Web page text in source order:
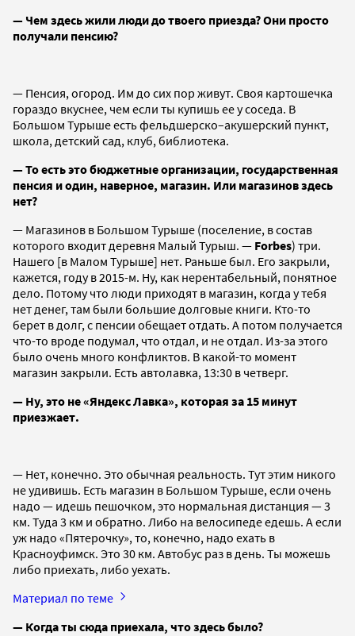
— Чем здесь жили люди до твоего приезда? Они просто
получали пенсию?
— Пенсия, огород. Им до сих пор живут. Своя картошечка
гораздо вкуснее, чем если ты купишь ее у соседа. В
Большом Турыше есть фельдшерско–акушерский пункт,
школа, детский сад, клуб, библиотека.
— То есть это бюджетные организации, государственная
пенсия и один, наверное, магазин. Или магазинов здесь
нет?
— Магазинов в Большом Турыше (поселение, в состав
которого входит деревня Малый Турыш. — Forbes) три.
Нашего [в Малом Турыше] нет. Раньше был. Его закрыли,
кажется, году в 2015-м. Ну, как нерентабельный, понятное
дело. Потому что люди приходят в магазин, когда у тебя
нет денег, там были большие долговые книги. Кто-то
берет в долг, с пенсии обещает отдать. А потом получается
что-то вроде подумал, что отдал, и не отдал. Из-за этого
было очень много конфликтов. В какой-то момент
магазин закрыли. Есть автолавка, 13:30 в четверг.
— Ну, это не «Яндекс Лавка», которая за 15 минут
приезжает.
— Нет, конечно. Это обычная реальность. Тут этим никого
не удивишь. Есть магазин в Большом Турыше, если очень
надо — идешь пешочком, это нормальная дистанция — 3
км. Туда 3 км и обратно. Либо на велосипеде едешь. А если
уж надо «Пятерочку», то, конечно, надо ехать в
Красноуфимск. Это 30 км. Автобус раз в день. Ты можешь
либо приехать, либо уехать.
Материал по теме
— Когда ты сюда приехала, что здесь было?